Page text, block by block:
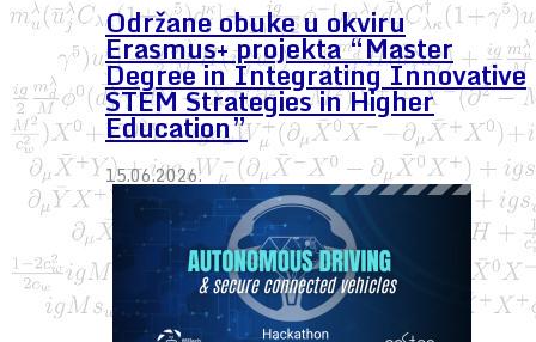
Održane obuke u okviru
Erasmus+ projekta “Master
Degree in Integrating Innovative
STEM Strategies in Higher
Education”
15.06.2026.